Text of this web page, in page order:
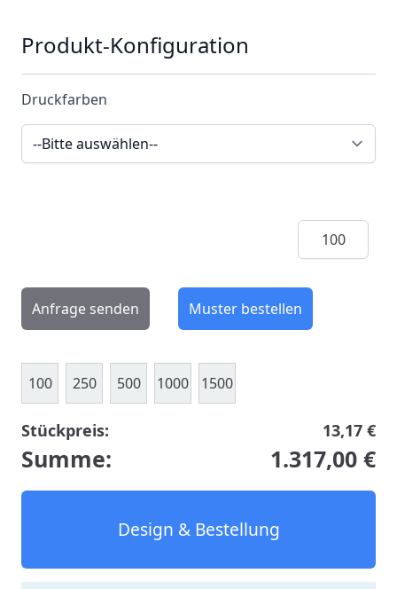
Produkt-Konfiguration
Druckfarben
Menge
Anfrage senden Muster bestellen
100 250 500 1000 1500
Stückpreis: 13,17 €
Summe: 1.317,00 €
Design & Bestellung